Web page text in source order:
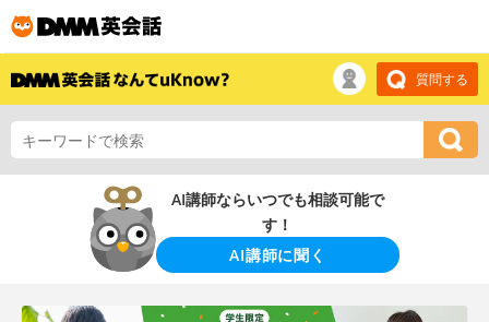
質問する
AI講師ならいつでも相談可能で
す！
AI講師に聞く